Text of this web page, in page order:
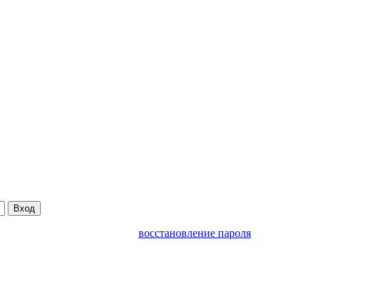
Вход
восстановление пароля